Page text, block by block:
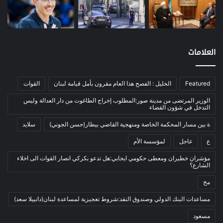
المؤلفة من ثلاثة أفراد أو فردين لن تحصل
على المبلغ نفسه، والأمر ينطبق على
وفقاً للمشروع، مبلغ مقطوع عام لكل
في العائلة ‏ليصبح الحدّ الأدنى للأسرة
الواحدة 53$ والحدّ الأقصى 185$. ويتوقع
مُعدّو المشروع أن تنخفض القيمة
‏الإجمالية للدعم السنوي المموّل من
مصرف لبنان والذي تبلغ قيمته الإجمالية
اليوم 5 مليارات و40 مليون دولار ‏الى
مليون دولار دعم محروقات ودواء وخبز،
نفط
(91)
اتصالات
(26)
بيئة
ثقافة
(1٬227)
أدب وشعر
بروفايل
تربية وتعليم
(73)
فلسفة
العلامات
Featured الخليل : الفصح هذا العام مقرون بأمل قيامة لبنان القوات
الوزير المرتضى من مدينة صور:المطلوب إخراج الطاغوت من دار العدالة وليس
التدخل في شؤون القضاء
ة بين مسار المحكمة الخاصة ومنهجية القاضي بيطار(حسن الجوني) سلايد
ع عاجل لمؤسسة الأم
مؤشران خطيران ومعطى حكومي ايجابي:هل تدعو بكركي انصار القوات الى اخلاء
الشارع؟
مخ
مساعدات البنك الدولي وصندوق النقد:شروط تعجيزية لمساعدة لبنان(دانييلا سعد)
مسعود